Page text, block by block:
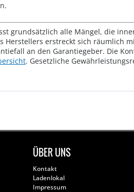
grundsätzlich alle Mängel, die
erstreckt sich räumlich
an den Garantiegeber. Die
. Gesetzliche
ÜBER UNS
Kontakt
Ladenlokal
Impressum